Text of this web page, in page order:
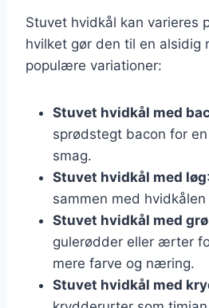
Stuvet hvidkål kan varieres
hvilket gør den til en alsidig
populære variationer:
Stuvet hvidkål med
sprødstegt bacon for
smag.
Stuvet hvidkål med løg
sammen med
Stuvet hvidkål med
gulerødder eller ærter
mere farve og næring.
Stuvet hvidkål med